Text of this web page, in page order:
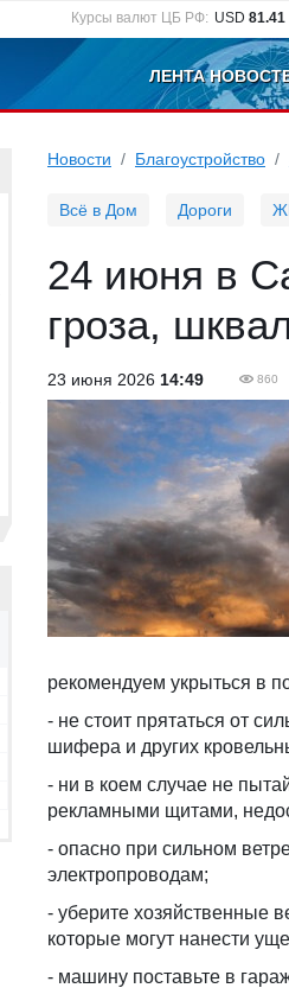
Курсы валют ЦБ РФ: USD 81.41
ЛЕНТА
Новости Благоустройство
Всё в Дом Дороги
24 июня в
гроза,
23 июня 2026 14:49 860
рекомендуем укрыться в
- не стоит прятаться от
шифера и других
- ни в коем случае не
рекламными щитами,
- опасно при сильном
электропроводам;
- уберите хозяйственные
которые могут нанести
- машину поставьте в